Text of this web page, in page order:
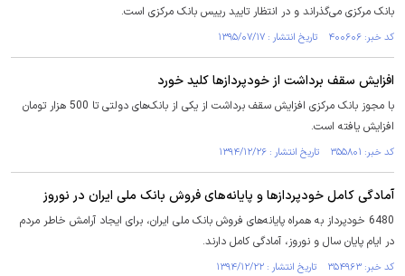
بانک مرکزی می‌گذراند و در انتظار تایید رییس بانک مرکزی است.
کد خبر: ۴۰۰۶۰۶ تاریخ انتشار : ۱۳۹۵/۰۷/۱۷
افزایش سقف برداشت از خودپردازها کلید خورد
با مجوز بانک مرکزی افزایش سقف برداشت از یکی از بانک‌های دولتی تا 500 هزار تومان
افزایش یافته است.
کد خبر: ۳۵۵۸۰۱ تاریخ انتشار : ۱۳۹۴/۱۲/۲۶
آمادگی کامل خودپردازها و پایانه‌های فروش بانک ملی ایران در نوروز
6480 خودپرداز به همراه پایانه‌های فروش بانک ملی ایران، برای ایجاد آرامش خاطر مردم
در ایام پایان سال و نوروز، آمادگی کامل دارند.
کد خبر: ۳۵۴۹۶۳ تاریخ انتشار : ۱۳۹۴/۱۲/۲۲